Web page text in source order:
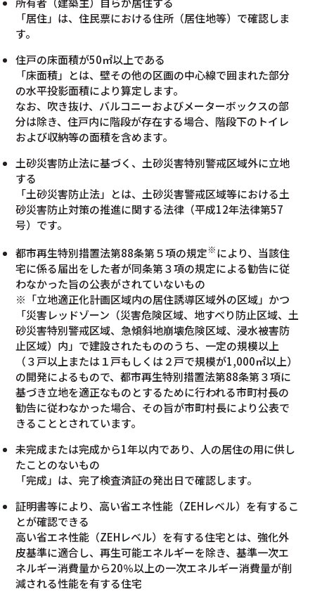
「居住」は、住民票における住所（居住地等）で確認しま
す。
住戸の床面積が50㎡以上である
「床面積」とは、壁その他の区画の中心線で囲まれた部分
の水平投影面積により算定します。
なお、吹き抜け、バルコニーおよびメーターボックスの部
分は除き、住戸内に階段が存在する場合、階段下のトイレ
および収納等の面積を含めます。
土砂災害防止法に基づく、土砂災害特別警戒区域外に立地
する
「土砂災害防止法」とは、土砂災害警戒区域等における土
砂災害防止対策の推進に関する法律（平成12年法律第57
号）です。
都市再生特別措置法第88条第５項の規定※により、当該住
宅に係る届出をした者が同条第３項の規定による勧告に従
わなかった旨の公表がされていないもの
※「立地適正化計画区域内の居住誘導区域外の区域」かつ
「災害レッドゾーン（災害危険区域、地すべり防止区域、土
砂災害特別警戒区域、急傾斜地崩壊危険区域、浸水被害防
止区域）内」で建設されたもののうち、一定の規模以上
（３戸以上または１戸もしくは２戸で規模が1,000㎡以上）
の開発によるもので、都市再生特別措置法第88条第３項に
基づき立地を適正なものとするために行われる市町村長の
勧告に従わなかった場合、その旨が市町村長により公表で
きることとされています。
未完成または完成から1年以内であり、人の居住の用に供し
たことのないもの
「完成」は、完了検査済証の発出日で確認します。
証明書等により、高い省エネ性能（ZEHレベル）を有するこ
とが確認できる
高い省エネ性能（ZEHレベル）を有する住宅とは、強化外
皮基準に適合し、再生可能エネルギーを除き、基準一次エ
ネルギー消費量から20％以上の一次エネルギー消費量が削
減される性能を有する住宅